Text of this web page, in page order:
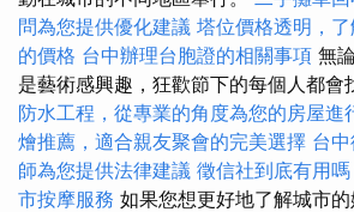
問為您提供優化建議 塔位價格透明，
的價格 台中辦理台胞證的相關事項 無
是藝術感興趣，狂歡節下的每個人都會
防水工程，從專業的角度為您的房屋進
燴推薦，適合親友聚會的完美選擇 台
師為您提供法律建議 徵信社到底有用
市按摩服務 如果您想更好地了解城市